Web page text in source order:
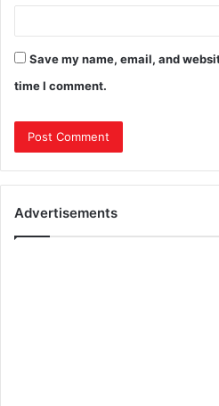
Save my name, email, and
time I comment.
Advertisements